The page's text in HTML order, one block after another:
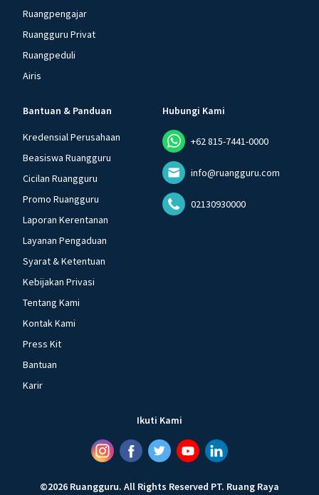
Ruangpengajar
Ruangguru Privat
Ruangpeduli
Airis
Bantuan & Panduan
Kredensial Perusahaan
Beasiswa Ruangguru
Cicilan Ruangguru
Promo Ruangguru
Laporan Kerentanan
Layanan Pengaduan
Syarat & Ketentuan
Kebijakan Privasi
Tentang Kami
Kontak Kami
Press Kit
Bantuan
Karir
Hubungi Kami
+62 815-7441-0000
info@ruangguru.com
02130930000
Ikuti Kami
©2026 Ruangguru. All Rights Reserved PT. Ruang Raya